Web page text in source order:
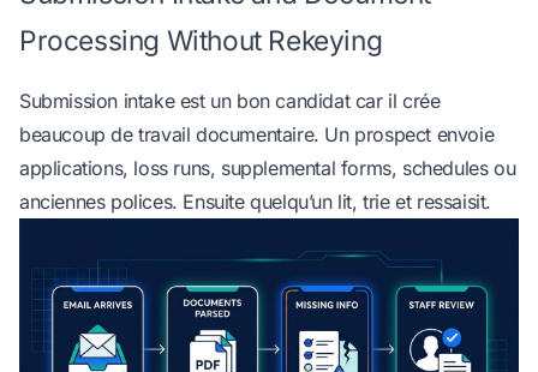
Processing Without Rekeying
Submission intake est un bon candidat car il crée
beaucoup de travail documentaire. Un prospect envoie
applications, loss runs, supplemental forms, schedules ou
anciennes polices. Ensuite quelqu’un lit, trie et ressaisit.